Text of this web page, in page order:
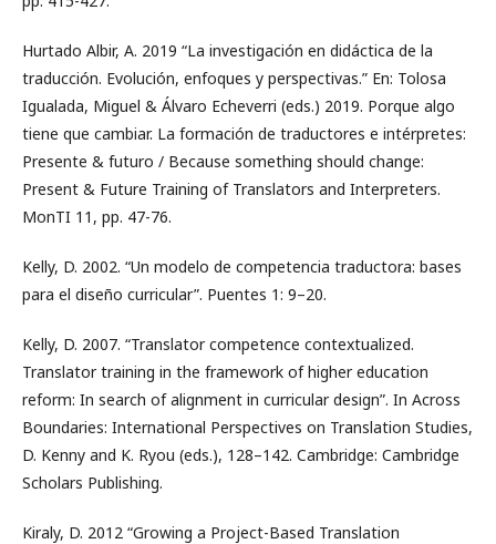
Hurtado Albir, A. 2019 “La investigación en didáctica de la
traducción. Evolución, enfoques y perspectivas.” En: Tolosa
Igualada, Miguel & Álvaro Echeverri (eds.) 2019. Porque algo
tiene que cambiar. La formación de traductores e intérpretes:
Presente & futuro / Because something should change:
Present & Future Training of Translators and Interpreters.
MonTI 11, pp. 47-76.
Kelly, D. 2002. “Un modelo de competencia traductora: bases
para el diseño curricular”. Puentes 1: 9–20.
Kelly, D. 2007. “Translator competence contextualized.
Translator training in the framework of higher education
reform: In search of alignment in curricular design”. In Across
Boundaries: International Perspectives on Translation Studies,
D. Kenny and K. Ryou (eds.), 128–142. Cambridge: Cambridge
Scholars Publishing.
Kiraly, D. 2012 “Growing a Project-Based Translation